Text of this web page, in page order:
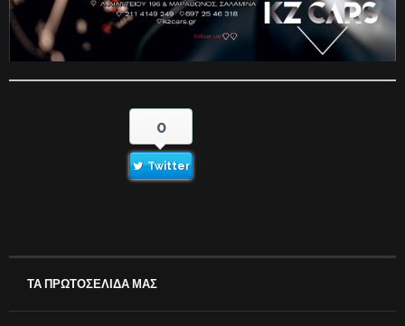
0
Twitter
ΤΑ ΠΡΩΤΟΣΕΛΙΔΑ ΜΑΣ